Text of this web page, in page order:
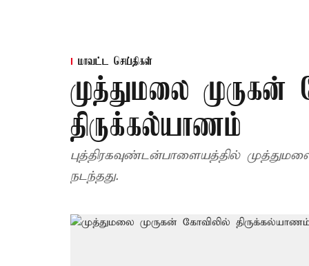
மாவட்ட செய்திகள்
முத்துமலை முருகன்
திருக்கல்யாணம்
புத்திரகவுண்டன்பாளையத்தில்
நடந்தது.